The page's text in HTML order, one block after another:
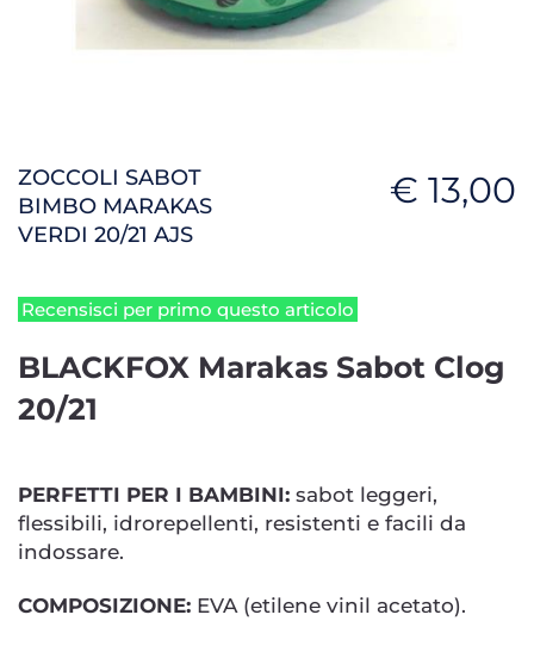
ZOCCOLI SABOT
BIMBO MARAKAS
VERDI 20/21 AJS
€ 13,00
Recensisci per primo questo articolo
BLACKFOX Marakas Sabot Clog
20/21
PERFETTI PER I BAMBINI: sabot leggeri,
flessibili, idrorepellenti, resistenti e facili da
indossare.
COMPOSIZIONE: EVA (etilene vinil acetato).